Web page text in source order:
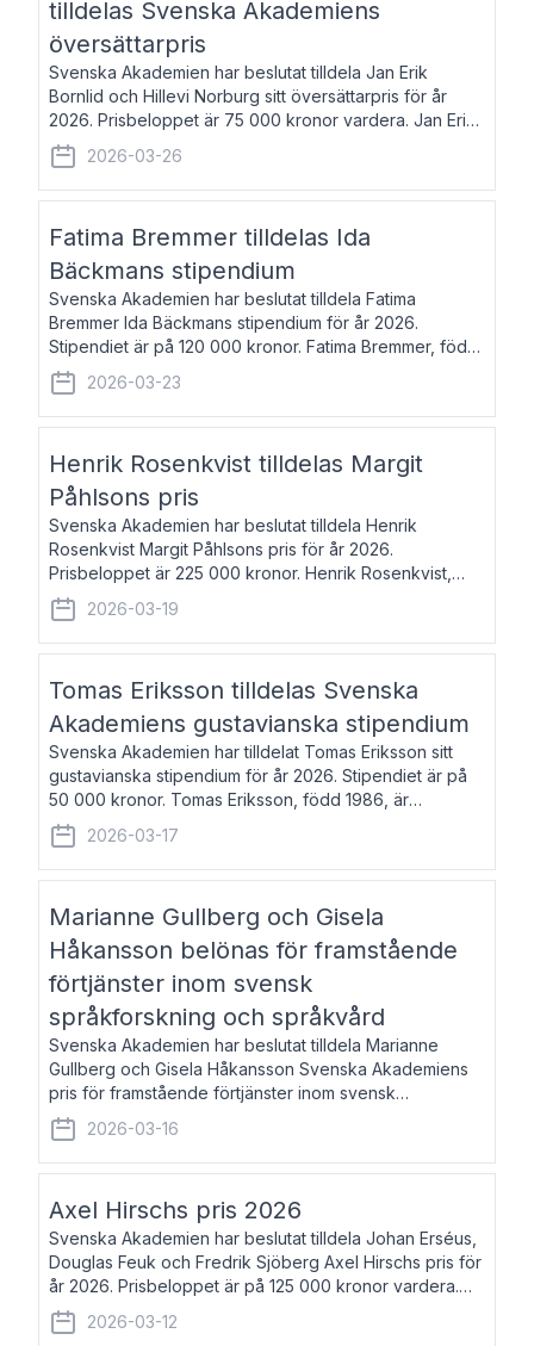
tilldelas Svenska Akademiens
översättarpris
Svenska Akademien har beslutat tilldela Jan Erik
Bornlid och Hillevi Norburg sitt översättarpris för år
2026. Prisbeloppet är 75 000 kronor vardera. Jan Erik
Bornlid, född 1947, är översättare från tyska. Han är
främst känd för sina översät
2026-03-26
Fatima Bremmer tilldelas Ida
Bäckmans stipendium
Svenska Akademien har beslutat tilldela Fatima
Bremmer Ida Bäckmans stipendium för år 2026.
Stipendiet är på 120 000 kronor. Fatima Bremmer, född
1977, är journalist och författare. Hon utkom i fjol med
boken Ligan. Klarakvarterens blodsyst
2026-03-23
Henrik Rosenkvist tilldelas Margit
Påhlsons pris
Svenska Akademien har beslutat tilldela Henrik
Rosenkvist Margit Påhlsons pris för år 2026.
Prisbeloppet är 225 000 kronor. Henrik Rosenkvist,
född 1965, är professor i nordiska språk vid Göteborgs
universitet. Han disputerade 2004 på avhan
2026-03-19
Tomas Eriksson tilldelas Svenska
Akademiens gustavianska stipendium
Svenska Akademien har tilldelat Tomas Eriksson sitt
gustavianska stipendium för år 2026. Stipendiet är på
50 000 kronor. Tomas Eriksson, född 1986, är
projektledare inom marknadsföring och författare och
utkom i fjol med boken Syndabocken.
2026-03-17
Marianne Gullberg och Gisela
Håkansson belönas för framstående
förtjänster inom svensk
språkforskning och språkvård
Svenska Akademien har beslutat tilldela Marianne
Gullberg och Gisela Håkansson Svenska Akademiens
pris för framstående förtjänster inom svensk
språkforskning och språkvård till minne av Carl Gabriel
och Karin Forsberg för år 2026. Prissumma
2026-03-16
Axel Hirschs pris 2026
Svenska Akademien har beslutat tilldela Johan Erséus,
Douglas Feuk och Fredrik Sjöberg Axel Hirschs pris för
år 2026. Prisbeloppet är på 125 000 kronor vardera.
Johan Erséus, född 1959, är fackboksförfattare och
journalist med mångårigt för
2026-03-12